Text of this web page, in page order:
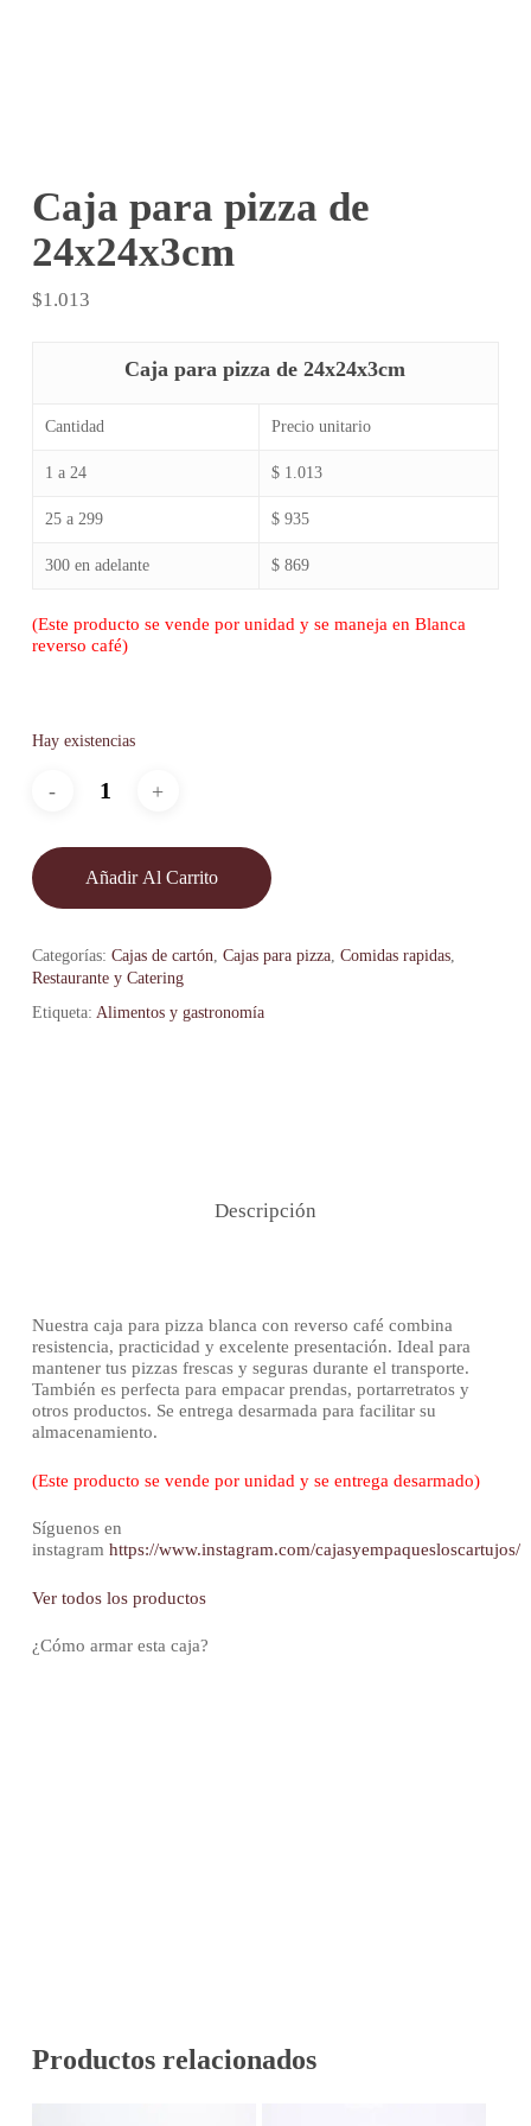
Caja para pizza de
24x24x3cm
$1.013
Caja para pizza de 24x24x3cm
Cantidad Precio unitario
1 a 24 $ 1.013
25 a 299 $ 935
300 en adelante $ 869
(Este producto se vende por unidad y se maneja en Blanca
reverso café)
Hay existencias
Añadir Al Carrito
Categorías: Cajas de cartón, Cajas para pizza, Comidas rapidas,
Restaurante y Catering
Etiqueta: Alimentos y gastronomía
Descripción
Nuestra caja para pizza blanca con reverso café combina
resistencia, practicidad y excelente presentación. Ideal para
mantener tus pizzas frescas y seguras durante el transporte.
También es perfecta para empacar prendas, portarretratos y
otros productos. Se entrega desarmada para facilitar su
almacenamiento.
(Este producto se vende por unidad y se entrega desarmado)
Síguenos en
instagram https://www.instagram.com/cajasyempaquesloscartujos/
Ver todos los productos
¿Cómo armar esta caja?
Productos relacionados